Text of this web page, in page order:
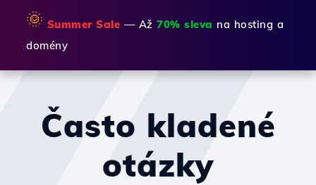
🌞 Summer Sale — Až 70% sleva na hosting a
domény
Často kladené
otázky